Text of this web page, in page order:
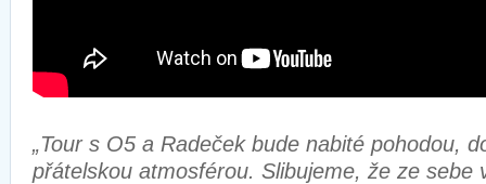
„Tour s O5 a Radeček bude nabité pohodou,
přátelskou atmosférou. Slibujeme, že ze sebe